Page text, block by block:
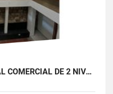
SE ARRIENDA CASA LOCAL COMERCIAL DE 2 NIVELES EN LA CANDELARIA